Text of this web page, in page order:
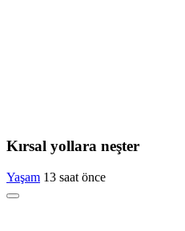
Kırsal yollara neşter
Yaşam 13 saat önce